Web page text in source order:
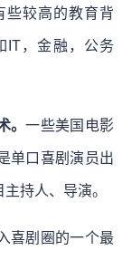
些较高的教育背
IT，金融，公务
。一些美国电影
单口喜剧演员出
持人、导演。
喜剧圈的一个最